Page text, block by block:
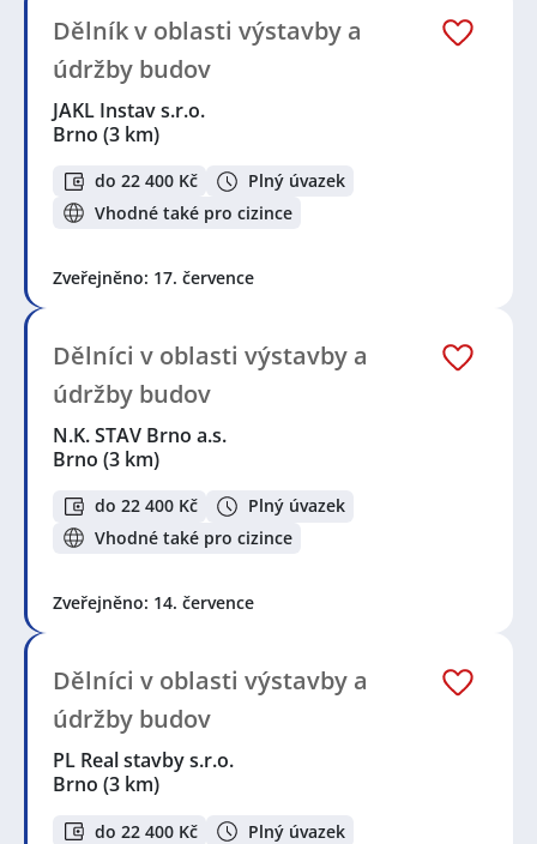
Dělník v oblasti výstavby a
údržby budov
JAKL Instav s.r.o.
Brno (3 km)
do 22 400 Kč
Plný úvazek
Vhodné také pro cizince
Zveřejněno: 17. července
Dělníci v oblasti výstavby a
údržby budov
N.K. STAV Brno a.s.
Brno (3 km)
do 22 400 Kč
Plný úvazek
Vhodné také pro cizince
Zveřejněno: 14. července
Dělníci v oblasti výstavby a
údržby budov
PL Real stavby s.r.o.
Brno (3 km)
do 22 400 Kč
Plný úvazek